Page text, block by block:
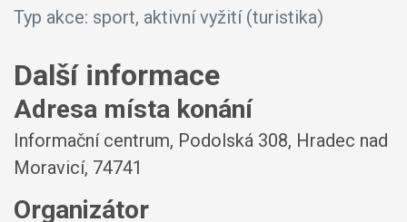
Typ akce: sport, aktivní vyžití (turistika)
Další informace
Adresa místa konání
Informační centrum, Podolská 308, Hradec nad
Moravicí, 74741
Organizátor